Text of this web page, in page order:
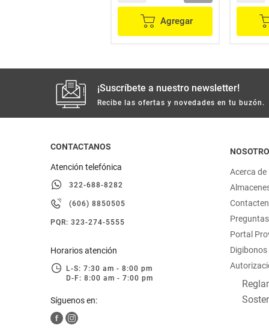
Agregar
¡Suscríbete a nuestro newsletter!
Recibe las ofertas y novedades en tu buzón.
CONTACTANOS
Atención telefónica
322-688-8282
(606) 8850505
PQR: 323-274-5555
Horarios atención
L-S: 7:30 am - 8:00 pm
D-F: 8:00 am - 7:00 pm
Síguenos en:
Acerca
Portal
Digibonos